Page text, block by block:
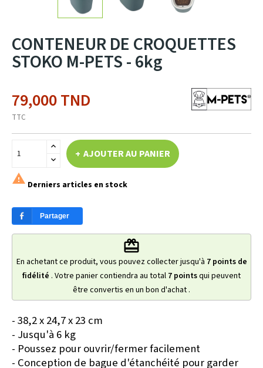
CONTENEUR DE CROQUETTES
STOKO M-PETS - 6kg
79,000 TND
TTC
AJOUTER AU PANIER
 Derniers articles en stock
Partager
redeem
En achetant ce produit, vous pouvez collecter jusqu'à 7points de
fidélité . Votre panier contiendra au total 7 pointsqui peuvent
être convertis en un bon d'achat .
- 38,2 x 24,7 x 23 cm
- Jusqu'à 6 kg
- Poussez pour ouvrir/fermer facilement
- Conception de bague d'étanchéité pour garder